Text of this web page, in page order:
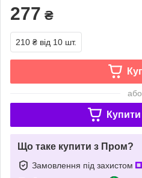
277 ₴
210 ₴ від 10 шт.
або
Купити
Що таке купити з Пром?
Замовлення під захистом